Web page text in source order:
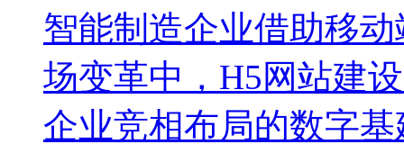
智能制造企业借助移
场变革中，H5网站建
企业竞相布局的数字